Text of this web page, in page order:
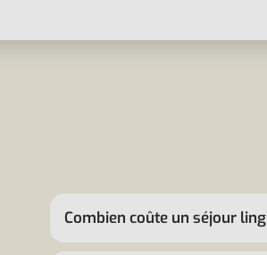
Combien coûte un séjour